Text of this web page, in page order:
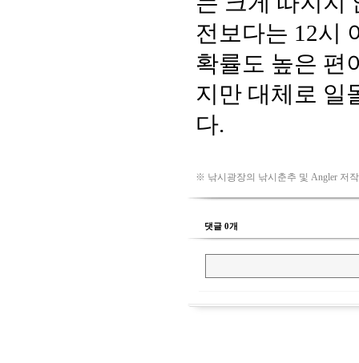
※ 낚시광장의 낚시춘추 및 Angler 저
댓글 0개